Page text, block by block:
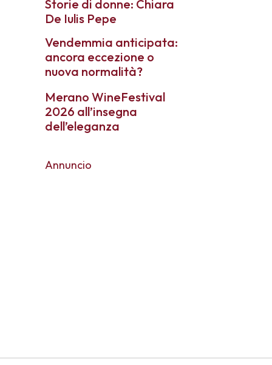
Storie di donne: Chiara
De Iulis Pepe
Vendemmia anticipata:
ancora eccezione o
nuova normalità?
Merano WineFestival
2026 all’insegna
dell’eleganza
Annuncio